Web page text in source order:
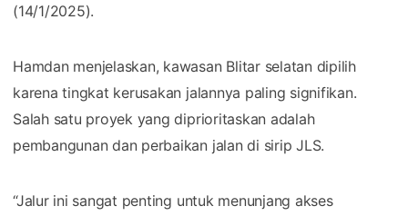
(14/1/2025).
Hamdan menjelaskan, kawasan Blitar selatan dipilih
karena tingkat kerusakan jalannya paling signifikan.
Salah satu proyek yang diprioritaskan adalah
pembangunan dan perbaikan jalan di sirip JLS.
“Jalur ini sangat penting untuk menunjang akses